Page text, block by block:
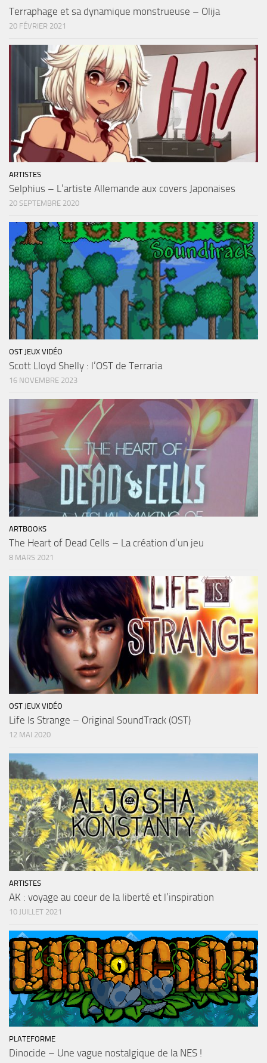
Terraphage et sa dynamique monstrueuse – Olija
20 FÉVRIER 2021
ARTISTES
Selphius – L’artiste Allemande aux covers Japonaises
20 SEPTEMBRE 2020
OST JEUX VIDÉO
Scott Lloyd Shelly : l’OST de Terraria
16 NOVEMBRE 2023
ARTBOOKS
The Heart of Dead Cells – La création d’un jeu
8 MARS 2021
OST JEUX VIDÉO
Life Is Strange – Original SoundTrack (OST)
12 MAI 2020
ARTISTES
AK : voyage au coeur de la liberté et l’inspiration
10 JUILLET 2021
PLATEFORME
Dinocide – Une vague nostalgique de la NES !